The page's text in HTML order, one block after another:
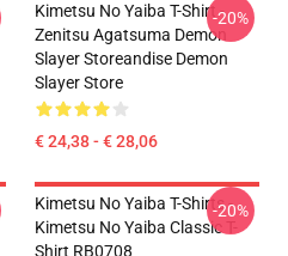
Kimetsu No Yaiba T-Shirt -
Zenitsu Agatsuma Demon
Slayer Storeandise Demon
Slayer Store
€ 24,38 - € 28,06
-20%
Kimetsu No Yaiba T-Shirts -
Kimetsu No Yaiba Classic T-
Shirt RB0708
-20%